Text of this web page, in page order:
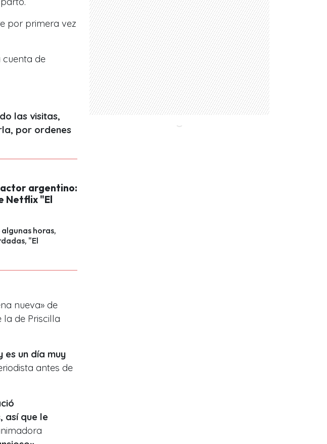
por primera vez
de
las visitas,
por ordenes
argentino:
Netflix "El
horas,
"El
nueva» de
de Priscilla
es un día muy
antes de
así que le